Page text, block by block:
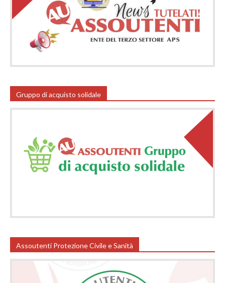
Gruppo di acquisto solidale
Assoutenti Protezione Civile e Sanità